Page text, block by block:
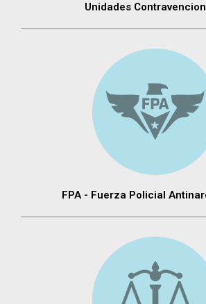
Unidades
FPA - Fuerza Policial